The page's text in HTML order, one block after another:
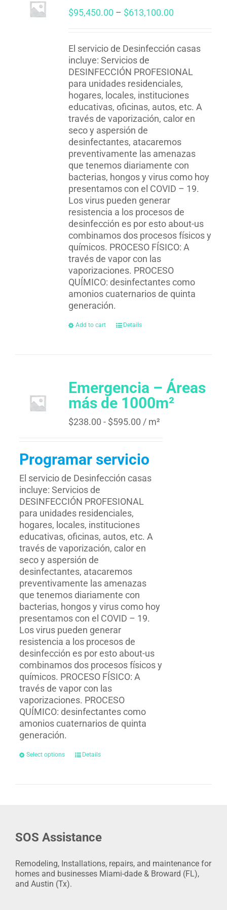
$95,450.00 – $613,100.00Price
through
El servicio de Desinfección casas
incluye: Servicios de
DESINFECCIÓN PROFESIONAL
para unidades residenciales,
hogares, locales, instituciones
educativas, oficinas, autos, etc. A
través de vaporización, calor en
seco y aspersión de
desinfectantes, atacaremos
preventivamente las amenazas
que tenemos diariamente con
bacterias, hongos y virus como hoy
presentamos con el COVID – 19.
Los virus pueden generar
resistencia a los procesos de
desinfección es por esto about-us
combinamos dos procesos físicos y
químicos. PROCESO FÍSICO: A
través de vapor con las
vaporizaciones. PROCESO
QUÍMICO: desinfectantes como
amonios cuaternarios de quinta
generación.
Add to cart Details
Emergencia – Áreas
más de 1000m²
$238.00 - $595.00 / m²
Programar servicio
El servicio de Desinfección casas
incluye: Servicios de
DESINFECCIÓN PROFESIONAL
para unidades residenciales,
hogares, locales, instituciones
educativas, oficinas, autos, etc. A
través de vaporización, calor en
seco y aspersión de
desinfectantes, atacaremos
preventivamente las amenazas
que tenemos diariamente con
bacterias, hongos y virus como hoy
presentamos con el COVID – 19.
Los virus pueden generar
resistencia a los procesos de
desinfección es por esto about-us
combinamos dos procesos físicos y
químicos. PROCESO FÍSICO: A
través de vapor con las
vaporizaciones. PROCESO
QUÍMICO: desinfectantes como
amonios cuaternarios de quinta
generación.
Select options Details
SOS Assistance
Remodeling, Installations, repairs, and maintenance for
homes and businesses Miami-dade & Broward (FL),
and Austin (Tx).